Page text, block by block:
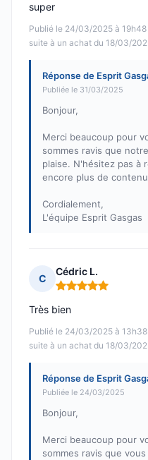
Publié le 24/03/2025 à 19h48
suite à un achat du 18/03/
super
Réponse de Esprit
Publiée le 31/03/2025
Bonjour,
Merci beaucoup pour
sommes ravis que
plaise. N'hésitez pas à
encore plus de
Cordialement,
L'équipe Esprit Gasgas
C
Cédric L.
Note : 5 sur 5
Publié le 24/03/2025 à 13h38
suite à un achat du 18/03/
Très bien
Réponse de Esprit
Publiée le 24/03/2025
Bonjour,
Merci beaucoup pour
sommes ravis que